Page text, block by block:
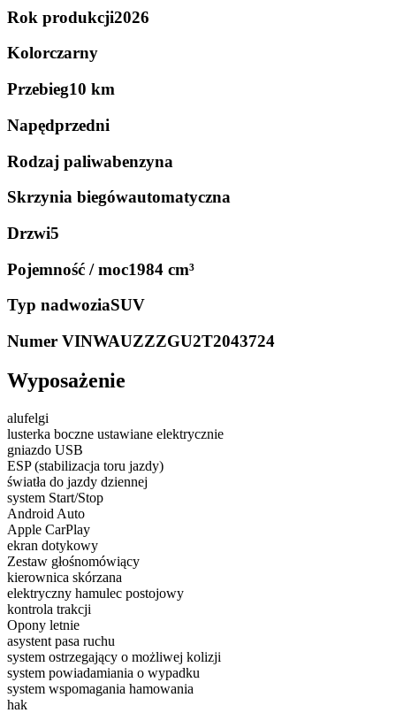
Rok produkcji2026
Kolorczarny
Przebieg10 km
Napędprzedni
Rodzaj paliwabenzyna
Skrzynia biegówautomatyczna
Drzwi5
Pojemność / moc1984 cm³
Typ nadwoziaSUV
Numer VINWAUZZZGU2T2043724
Wyposażenie
alufelgi
lusterka boczne ustawiane elektrycznie
gniazdo USB
ESP (stabilizacja toru jazdy)
światła do jazdy dziennej
system Start/Stop
Android Auto
Apple CarPlay
ekran dotykowy
Zestaw głośnomówiący
kierownica skórzana
elektryczny hamulec postojowy
kontrola trakcji
Opony letnie
asystent pasa ruchu
system ostrzegający o możliwej kolizji
system powiadamiania o wypadku
system wspomagania hamowania
hak